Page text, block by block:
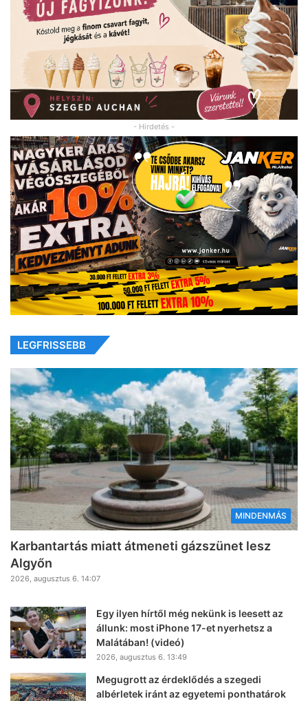
- Hirdetés -
LEGFRISSEBB
MINDENMÁS
Karbantartás miatt átmeneti gázszünet lesz
Algyőn
2026, augusztus 6. 14:07
Egy ilyen hírtől még nekünk is leesett az
állunk: most iPhone 17-et nyerhetsz a
Malátában! (videó)
2026, augusztus 6. 13:49
Megugrott az érdeklődés a szegedi
albérletek iránt az egyetemi ponthatárok